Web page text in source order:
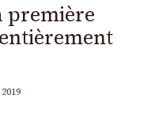
première